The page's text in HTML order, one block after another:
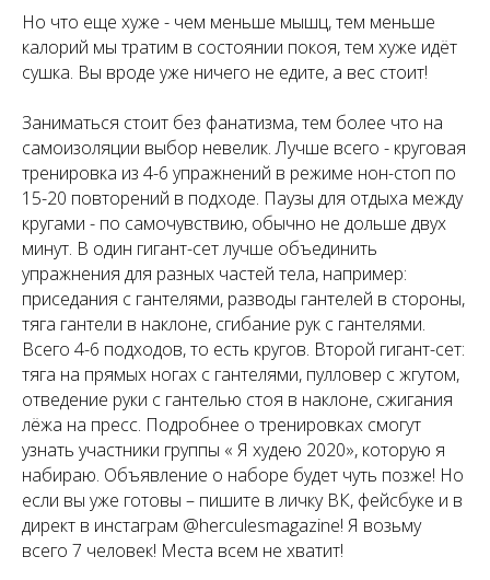
Но что еще хуже - чем меньше мышц, тем меньше
калорий мы тратим в состоянии покоя, тем хуже идёт
сушка. Вы вроде уже ничего не едите, а вес стоит!
Заниматься стоит без фанатизма, тем более что на
самоизоляции выбор невелик. Лучше всего - круговая
тренировка из 4-6 упражнений в режиме нон-стоп по
15-20 повторений в подходе. Паузы для отдыха между
кругами - по самочувствию, обычно не дольше двух
минут. В один гигант-сет лучше объединить
упражнения для разных частей тела, например:
приседания с гантелями, разводы гантелей в стороны,
тяга гантели в наклоне, сгибание рук с гантелями.
Всего 4-6 подходов, то есть кругов. Второй гигант-сет:
тяга на прямых ногах с гантелями, пулловер с жгутом,
отведение руки с гантелью стоя в наклоне, сжигания
лёжа на пресс. Подробнее о тренировках смогут
узнать участники группы « Я худею 2020», которую я
набираю. Объявление о наборе будет чуть позже! Но
если вы уже готовы – пишите в личку ВК, фейсбуке и в
директ в инстаграм @herculesmagazine! Я возьму
всего 7 человек! Места всем не хватит!